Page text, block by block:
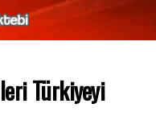
Türkiyeyi